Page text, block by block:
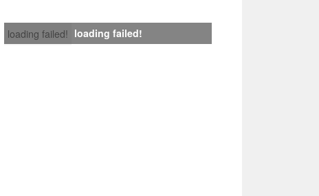
loading failed! loading failed!